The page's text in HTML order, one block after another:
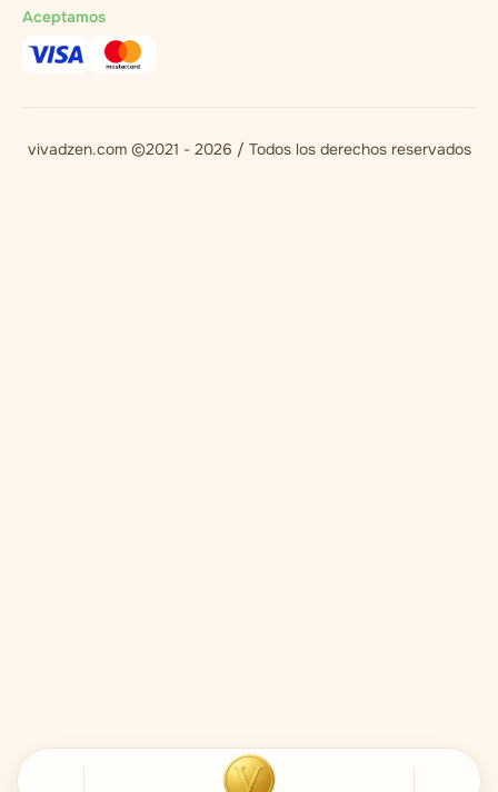
Aceptamos
vivadzen.com ©2021 - 2026 / Todos los derechos reservados